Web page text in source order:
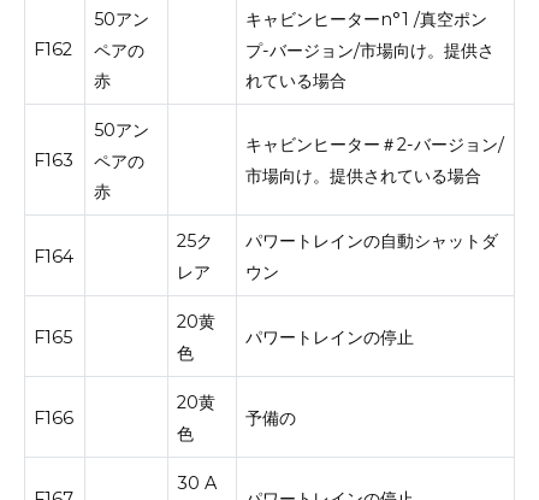
F162
50アン
ペアの
赤
キャビンヒーターn°1 /真空ポン
プ-バージョン/市場向け。提供さ
れている場合
F163
50アン
ペアの
赤
キャビンヒーター＃2-バージョン/
市場向け。提供されている場合
F164
25ク
レア
パワートレインの自動シャットダ
ウン
F165
20黄
色
パワートレインの停止
F166
20黄
色
予備の
30 A